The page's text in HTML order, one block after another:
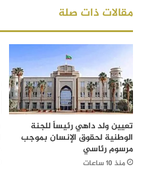
مقالات ذات صلة
تعيين ولد داهي رئيساً للجنة
الوطنية لحقوق الإنسان بموجب
مرسوم رئاسي
منذ 10 ساعات